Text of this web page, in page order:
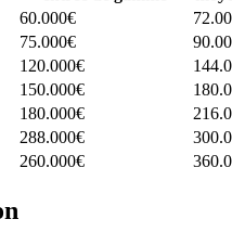
60.000€
75.000€
120.000€
150.000€
180.000€
288.000€
260.000€